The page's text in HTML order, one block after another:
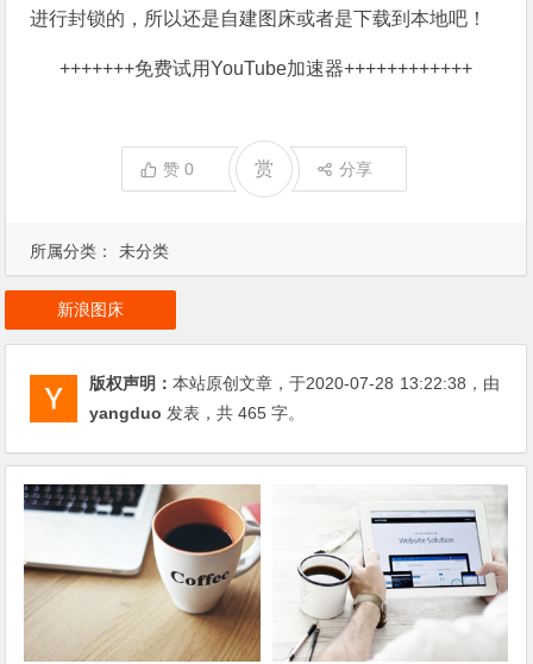
所属分类： 未分类
进行封锁的，所以还是自建图床或者是下载到本地吧！
+++++++免费试用YouTube加速器++++++++++++
赞0 赏 分享
新浪图床
版权声明：本站原创文章，于2020-07-28 13:22:38 ，由
yangduo 发表，共 465 字。